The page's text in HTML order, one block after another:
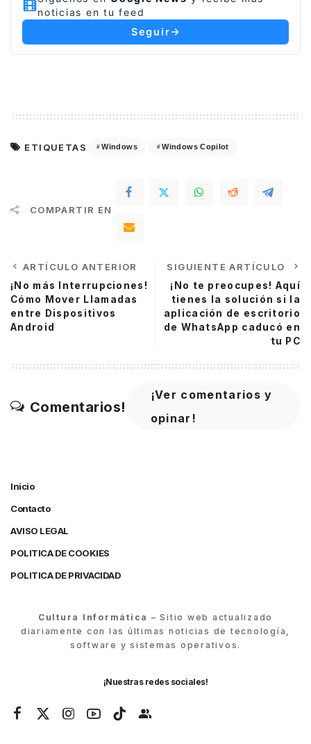
noticias en tu feed
Seguir
ETIQUETAS Windows Windows Copilot
COMPARTIR EN
ARTÍCULO ANTERIOR
¡No más Interrupciones!
Cómo Mover Llamadas
entre Dispositivos
Android
SIGUIENTE ARTÍCULO
¡No te preocupes! Aquí
tienes la solución si la
aplicación de escritorio
de WhatsApp caducó en
tu PC
Comentarios!
¡Ver comentarios y
opinar!
Inicio
Contacto
AVISO LEGAL
POLITICA DE COOKIES
POLITICA DE PRIVACIDAD
Cultura Informática – Sitio web actualizado
diariamente con las últimas noticias de tecnología,
software y sistemas operativos.
¡Nuestras redes sociales!